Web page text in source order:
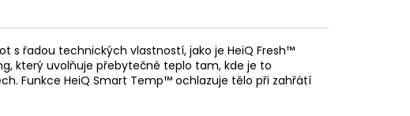
s řadou technických vlastností, jako je HeiQ Fresh™
který uvolňuje přebytečné teplo tam, kde je to
Funkce HeiQ Smart Temp™ ochlazuje tělo při zahřátí